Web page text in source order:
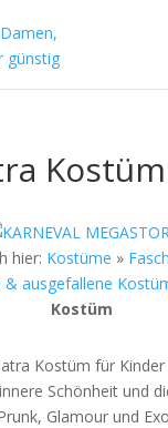
Kostüm
hier: Kostüme »
& ausgefallene
Kostüm
Kostüm für
Schönheit und
Glamour und